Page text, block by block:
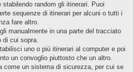
random gli itinerari. Puoi
sequenze di itinerari per alcuni o tutti i
fare altro.
manualmente in una parte del tracciato
di cui sopra.
uno o più itinerari al computer e poi
un convoglio piuttosto che un altro.
come un sistema di sicurezza, per cui se